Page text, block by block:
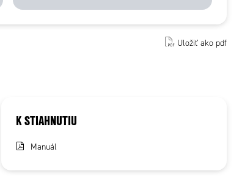
Uložiť ako pdf
K STIAHNUTIU
Manuál